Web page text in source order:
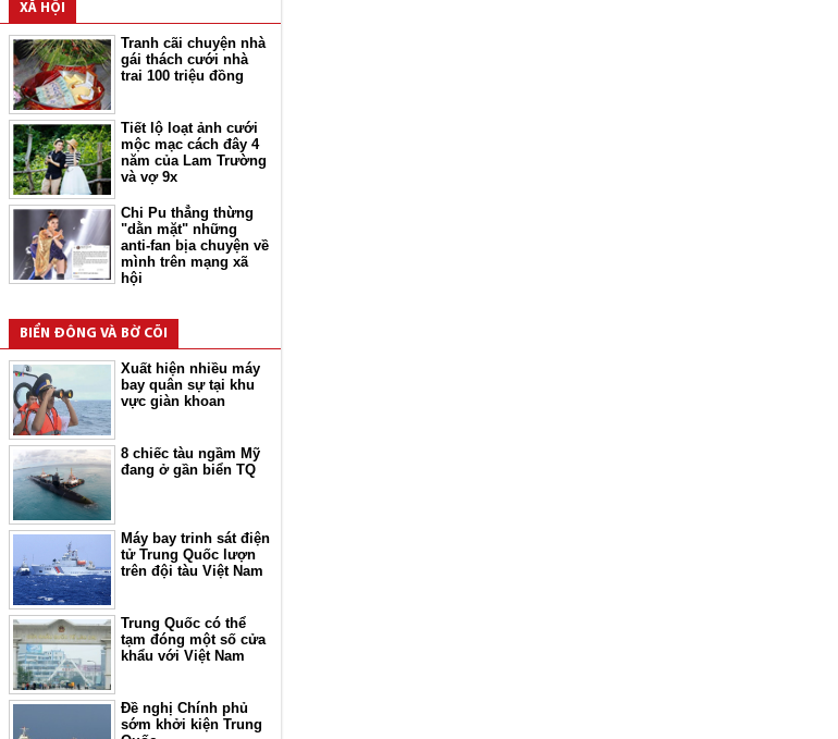
XÃ HỘI
Tranh cãi chuyện nhà
gái thách cưới nhà
trai 100 triệu đồng
Tiết lộ loạt ảnh cưới
mộc mạc cách đây 4
năm của Lam Trường
và vợ 9x
Chi Pu thẳng thừng
"dằn mặt" những
anti-fan bịa chuyện về
mình trên mạng xã
hội
BIỂN ĐÔNG VÀ BỜ CÕI
Xuất hiện nhiều máy
bay quân sự tại khu
vực giàn khoan
8 chiếc tàu ngầm Mỹ
đang ở gần biển TQ
Máy bay trinh sát điện
tử Trung Quốc lượn
trên đội tàu Việt Nam
Trung Quốc có thể
tạm đóng một số cửa
khẩu với Việt Nam
Đề nghị Chính phủ
sớm khởi kiện Trung